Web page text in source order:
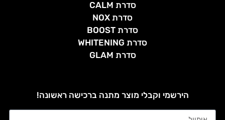
סדרת CALM
סדרת NOX
סדרת BOOST
סדרת WHITENING
סדרת GLAM
הירשמי וקבלי מוצר מתנה ברכישה ראשונה!